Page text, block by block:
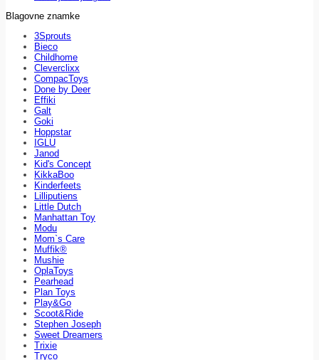
Blagovne znamke
3Sprouts
Bieco
Childhome
Cleverclixx
CompacToys
Done by Deer
Effiki
Galt
Goki
Hoppstar
IGLU
Janod
Kid's Concept
KikkaBoo
Kinderfeets
Lilliputiens
Little Dutch
Manhattan Toy
Modu
Mom`s Care
Muffik®
Mushie
OplaToys
Pearhead
Plan Toys
Play&Go
Scoot&Ride
Stephen Joseph
Sweet Dreamers
Trixie
Tryco